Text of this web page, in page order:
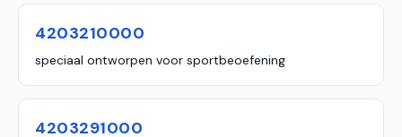
4203210000
speciaal ontworpen voor sportbeoefening
4203291000